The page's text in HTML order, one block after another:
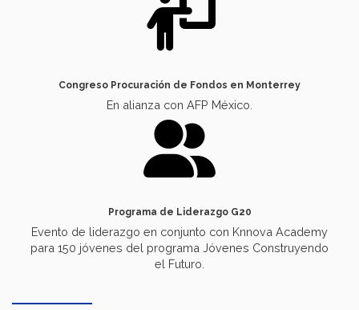
Congreso Procuración de Fondos en Monterrey
En alianza con AFP México.
Programa de Liderazgo G20
Evento de liderazgo en conjunto con Knnova Academy
para 150 jóvenes del programa Jóvenes Construyendo
el Futuro.